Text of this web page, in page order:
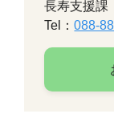
長寿支援課
Tel：088-